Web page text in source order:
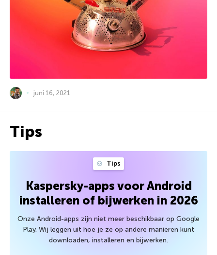
juni 16, 2021
Tips
Tips
Kaspersky-apps voor Android
installeren of bijwerken in 2026
Onze Android-apps zijn niet meer beschikbaar op Google
Play. Wij leggen uit hoe je ze op andere manieren kunt
downloaden, installeren en bijwerken.